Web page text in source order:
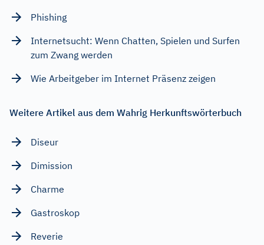
Phishing
Internetsucht: Wenn Chatten, Spielen und Surfen
zum Zwang werden
Wie Arbeitgeber im Internet Präsenz zeigen
Weitere Artikel aus dem Wahrig Herkunftswörterbuch
Diseur
Dimission
Charme
Gastroskop
Reverie